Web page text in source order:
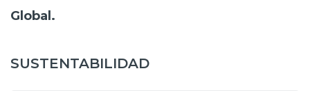
Global.
SUSTENTABILIDAD